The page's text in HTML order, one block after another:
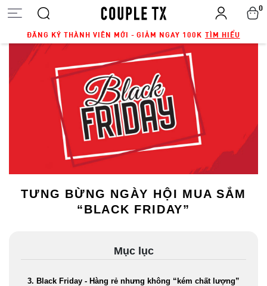
ĐĂNG KÝ THÀNH VIÊN MỚI - GIẢM NGAY 100K TÌM HIỂU
0
TƯNG BỪNG NGÀY HỘI MUA SẮM
“BLACK FRIDAY”
Mục lục
3. Black Friday - Hàng rẻ nhưng không “kém chất lượng”